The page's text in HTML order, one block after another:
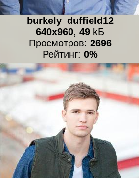
burkely_duffield12
640x960, 49 kБ
Просмотров: 2696
Рейтинг: 0%